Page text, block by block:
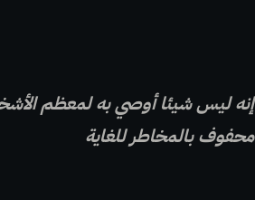
إنه ليس شيئا أوصي به لمعظم
محفوف بالمخاطر للغاية